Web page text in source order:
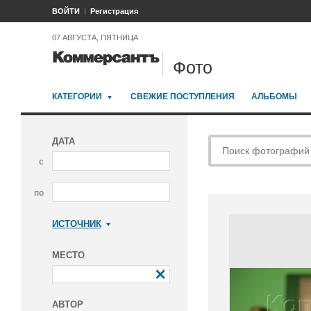
ВОЙТИ Регистрация
07 АВГУСТА, ПЯТНИЦА
Фото
КАТЕГОРИИ СВЕЖИЕ ПОСТУПЛЕНИЯ АЛЬБОМЫ
ДАТА
с
по
ИСТОЧНИК
МЕСТО
АВТОР